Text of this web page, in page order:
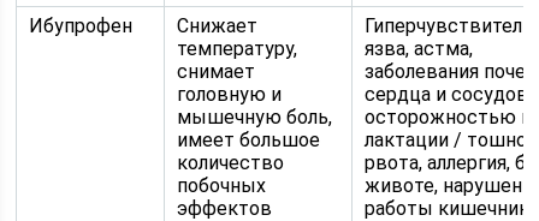
Ибупрофен
Снижает
температуру,
снимает
головную и
мышечную боль,
имеет большое
количество
побочных
эффектов
язва, астма,
заболевания
сердца и сосудов,
осторожностью
лактации /
рвота, аллергия,
животе,
работы кишечника